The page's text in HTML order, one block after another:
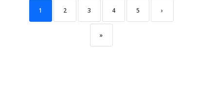
1 2 3 4 5 ›
»